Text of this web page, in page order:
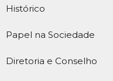
Histórico
Papel na Sociedade
Diretoria e Conselho